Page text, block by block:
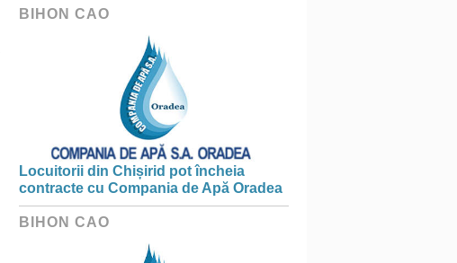
BIHON CAO
Locuitorii din Chișirid pot încheia
contracte cu Compania de Apă Oradea
BIHON CAO